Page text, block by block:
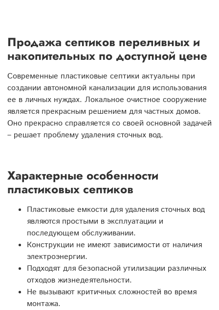
Продажа септиков переливных и
накопительных по доступной цене
Современные пластиковые септики актуальны при
создании автономной канализации для использования
ее в личных нуждах. Локальное очистное сооружение
является прекрасным решением для частных домов.
Оно прекрасно справляется со своей основной задачей
– решает проблему удаления сточных вод.
Характерные особенности
пластиковых септиков
Пластиковые емкости для удаления сточных вод
являются простыми в эксплуатации и
последующем обслуживании.
Конструкции не имеют зависимости от наличия
электроэнергии.
Подходят для безопасной утилизации различных
отходов жизнедеятельности.
Не вызывают критичных сложностей во время
монтажа.